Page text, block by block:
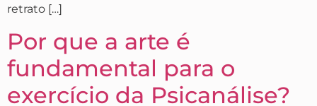
retrato […]
Por que a arte é
fundamental para o
exercício da Psicanálise?